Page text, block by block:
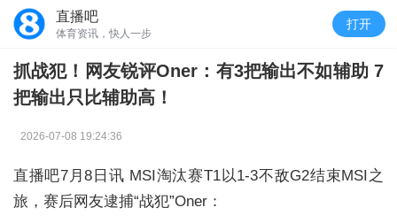
直播吧
体育资讯，快人一步
打开
抓战犯！网友锐评Oner：有3把输出不如辅助 7
把输出只比辅助高！
2026-07-08 19:24:36
直播吧7月8日讯 MSI淘汰赛T1以1-3不敌G2结束MSI之
旅，赛后网友逮捕“战犯”Oner：